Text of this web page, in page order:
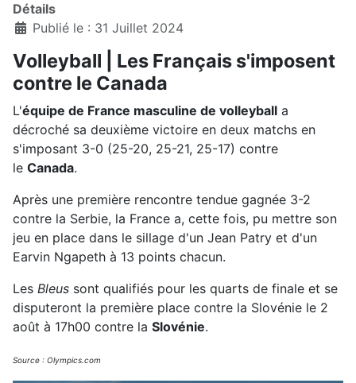
Détails
Publié le : 31 Juillet 2024
Volleyball | Les Français s'imposent
contre le Canada
L'équipe de France masculine de volleyball a
décroché sa deuxième victoire en deux matchs en
s'imposant 3-0 (25-20, 25-21, 25-17) contre
le Canada.
Après une première rencontre tendue gagnée 3-2
contre la Serbie, la France a, cette fois, pu mettre son
jeu en place dans le sillage d'un Jean Patry et d'un
Earvin Ngapeth à 13 points chacun.
Les Bleus sont qualifiés pour les quarts de finale et se
disputeront la première place contre la Slovénie le 2
août à 17h00 contre la Slovénie.
Source : Olympics.com